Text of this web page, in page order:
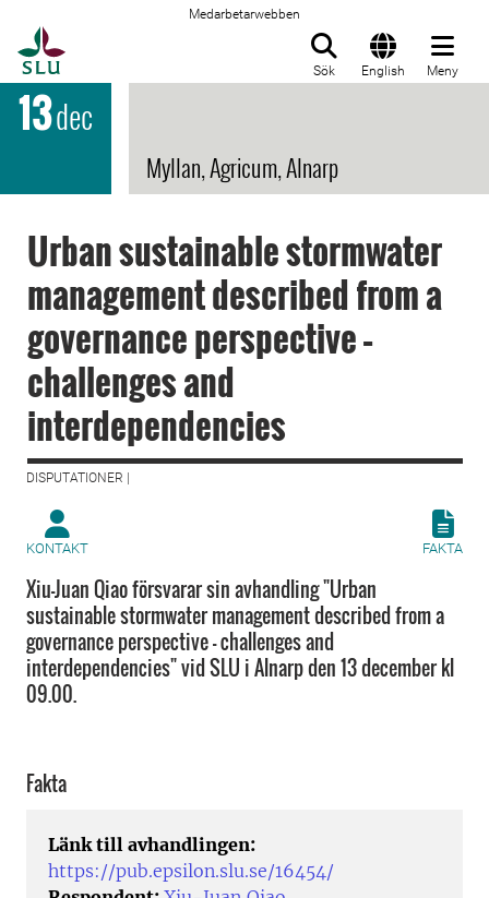
Medarbetarwebben
Sök English Meny
13dec
Myllan, Agricum, Alnarp
Urban sustainable stormwater
management described from a
governance perspective –
challenges and
interdependencies
DISPUTATIONER |
KONTAKT FAKTA
Xiu-Juan Qiao försvarar sin avhandling "Urban
sustainable stormwater management described from a
governance perspective – challenges and
interdependencies" vid SLU i Alnarp den 13 december kl
09.00.
Fakta
Länk till avhandlingen:
https://pub.epsilon.slu.se/16454/